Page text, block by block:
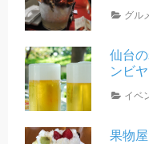
グル
仙台
ンビ
イベ
果物